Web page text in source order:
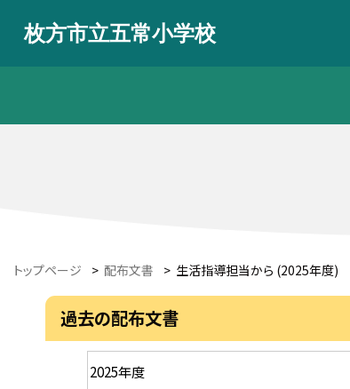
枚方市立五常小学校
トップページ > 配布文書 > 生活指導担当から (2025年度)
過去の配布文書